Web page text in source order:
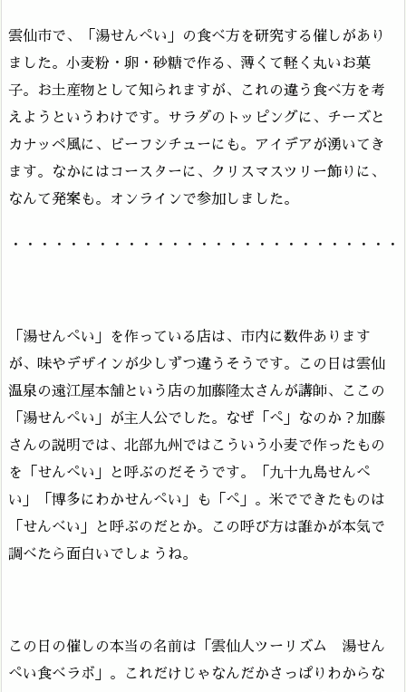
雲仙市で、「湯せんぺい」の食べ方を研究する催しがあり
ました。小麦粉・卵・砂糖で作る、薄くて軽く丸いお菓
子。お土産物として知られますが、これの違う食べ方を考
えようというわけです。サラダのトッピングに、チーズと
カナッペ風に、ビーフシチューにも。アイデアが湧いてき
ます。なかにはコースターに、クリスマスツリー飾りに、
なんて発案も。オンラインで参加しました。
・・・・・・・・・・・・・・・・・・・・・・・・・・
「湯せんぺい」を作っている店は、市内に数件あります
が、味やデザインが少しずつ違うそうです。この日は雲仙
温泉の遠江屋本舗という店の加藤隆太さんが講師、ここの
「湯せんぺい」が主人公でした。なぜ「ぺ」なのか？加藤
さんの説明では、北部九州ではこういう小麦で作ったもの
を「せんぺい」と呼ぶのだそうです。「九十九島せんぺ
い」「博多にわかせんぺい」も「ぺ」。米でできたものは
「せんべい」と呼ぶのだとか。この呼び方は誰かが本気で
調べたら面白いでしょうね。
この日の催しの本当の名前は「雲仙人ツーリズム 湯せん
ぺい食べラボ」。これだけじゃなんだかさっぱりわからな